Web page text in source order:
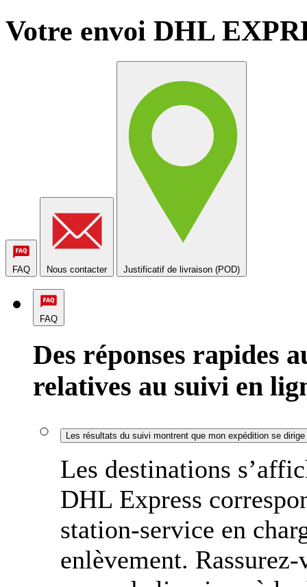
Votre envoi DHL
FAQ Nous contacter Justificatif de livraison (POD)
FAQ
Des réponses rapides
relatives au suivi en
Les résultats du suivi montrent que mon expédition se
Les destinations
DHL Express
station-service en
enlèvement.